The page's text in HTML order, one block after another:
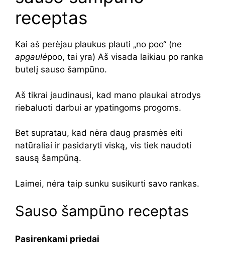
receptas
Kai aš perėjau plaukus plauti „no poo“ (ne
apgaulėpoo, tai yra) Aš visada laikiau po ranka
butelį sauso šampūno.
Aš tikrai jaudinausi, kad mano plaukai atrodys
riebaluoti darbui ar ypatingoms progoms.
Bet supratau, kad nėra daug prasmės eiti
natūraliai ir pasidaryti viską, vis tiek naudoti
sausą šampūną.
Laimei, nėra taip sunku susikurti savo rankas.
Sauso šampūno receptas
Pasirenkami priedai